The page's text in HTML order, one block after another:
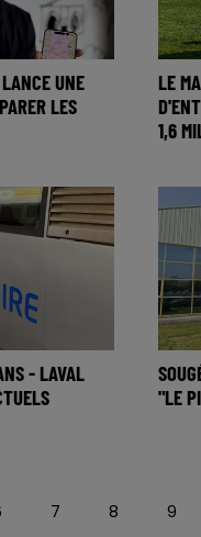
UNE
LES
LE
1,6
- LAVAL
"LE
7 8 9